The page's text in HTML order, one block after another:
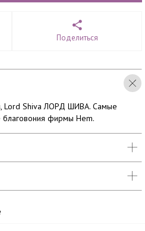
Поделиться
Lord Shiva ЛОРД ШИВА. Самые
благовония фирмы Hem.